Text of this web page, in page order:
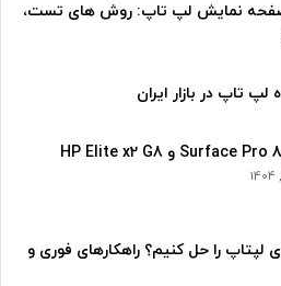
صفحه نمایش لپ تاپ: روش های تست،
تاپ در بازار ایران
را حل کنیم؟ راهکارهای فوری و